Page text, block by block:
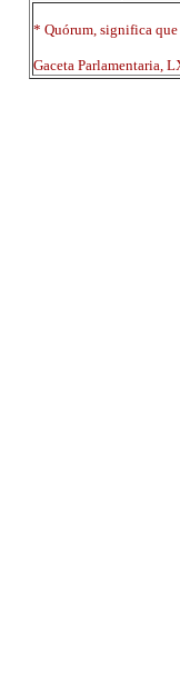
* Quórum, significa
Gaceta Parlamentaria,